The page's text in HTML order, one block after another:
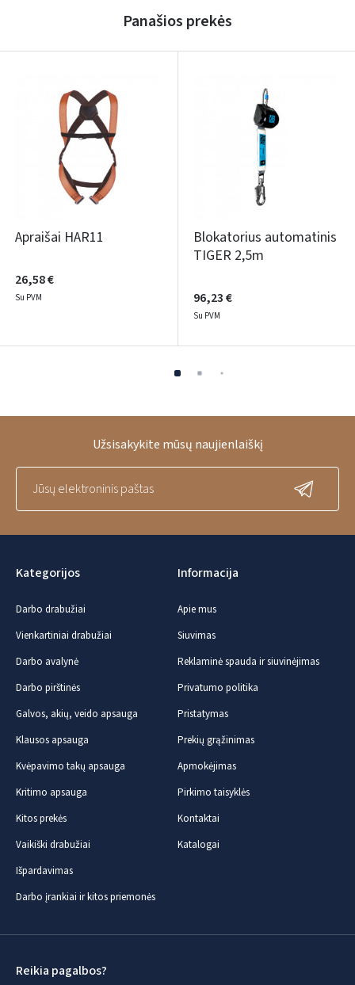
Panašios prekės
Apraišai HAR11
26,58 €
Su PVM
Blokatorius automatinis
TIGER 2,5m
96,23 €
Su PVM
Kategorijos
Darbo drabužiai
Vienkartiniai drabužiai
Darbo avalynė
Darbo pirštinės
Galvos, akių, veido apsauga
Klausos apsauga
Kvėpavimo takų apsauga
Kritimo apsauga
Kitos prekės
Vaikiški drabužiai
Išpardavimas
Darbo įrankiai ir kitos priemonės
Informacija
Apie mus
Siuvimas
Reklaminė spauda ir siuvinėjimas
Privatumo politika
Pristatymas
Prekių grąžinimas
Apmokėjimas
Pirkimo taisyklės
Kontaktai
Katalogai
Užsisakykite mūsų naujienlaiškį
Reikia pagalbos?